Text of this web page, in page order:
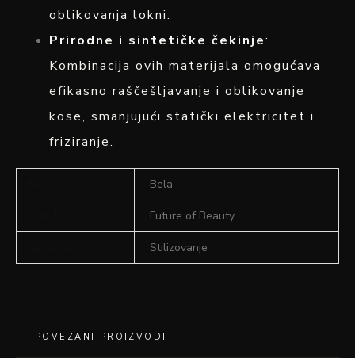
oblikovanja lokni.
Prirodne i sintetičke čekinje:
Kombinacija ovih materijala omogućava
efikasno raščešljavanje i oblikovanje
kose, smanjujući statički elektricitet i
friziranje.
Bela
Future of Beauty
Stilizovanje
POVEZANI PROIZVODI